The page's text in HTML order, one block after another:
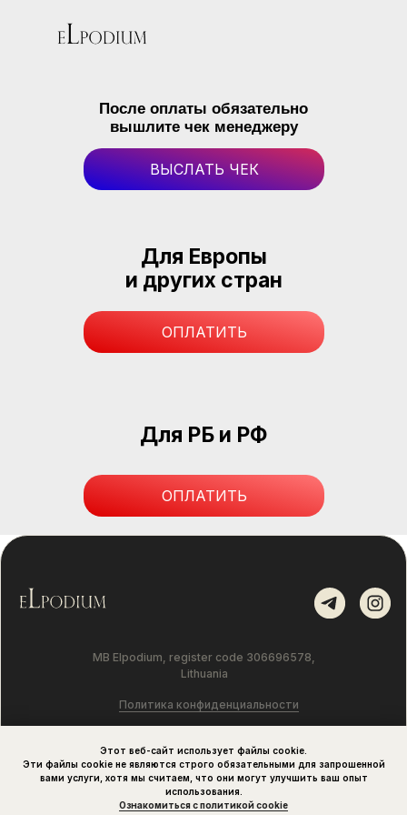
ОПЛАТИТЬ
ОПЛАТИТЬ
Для Европы
Для РБ и РФ
ВЫСЛАТЬ ЧЕК
После оплаты обязательно
вышлите чек менеджеру
и других стран
Политика использования файлов cookie
Оферта об оказании услуг
Политика конфиденциальности
MB Elpodium, register code 306696578,
Lithuania
Этот веб-сайт использует файлы cookie.
Эти файлы cookie не являются строго обязательными для запрошенной
вами услуги, хотя мы считаем, что они могут улучшить ваш опыт
использования.
Ознакомиться с политикой cookie